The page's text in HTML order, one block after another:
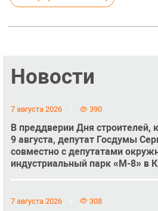
Новости
7 августа 2026 390
В преддверии Дня строителей,
9 августа, депутат Госдумы
совместно с депутатами
индустриальный парк «М-8» в
7 августа 2026 308